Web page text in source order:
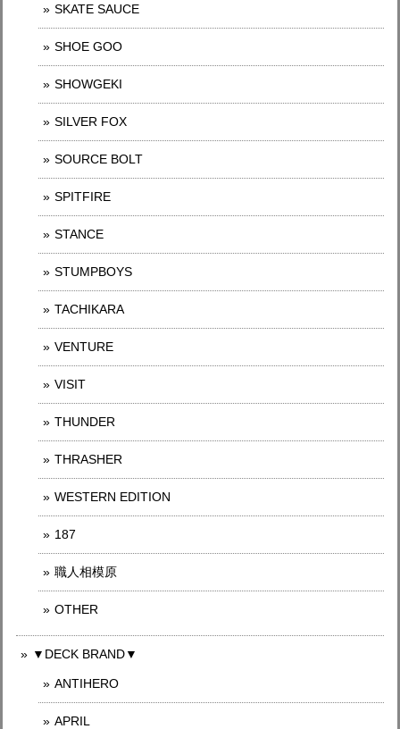
SKATE SAUCE
SHOE GOO
SHOWGEKI
SILVER FOX
SOURCE BOLT
SPITFIRE
STANCE
STUMPBOYS
TACHIKARA
VENTURE
VISIT
THUNDER
THRASHER
WESTERN EDITION
187
職人相模原
OTHER
▼DECK BRAND▼
ANTIHERO
APRIL